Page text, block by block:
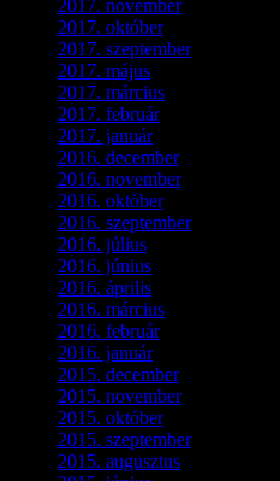
2017. november(3)
2017. október(4)
2017. szeptember(1)
2017. május
2017. március
2017. február(1)
2017. január(2)
2016. december(1)
2016. november(1)
2016. október(6)
2016. szeptember(5)
2016. július
2016. június
2016. április
2016. március
2016. február(3)
2016. január(2)
2015. december(1)
2015. november(4)
2015. október(4)
2015. szeptember(5)
2015. augusztus